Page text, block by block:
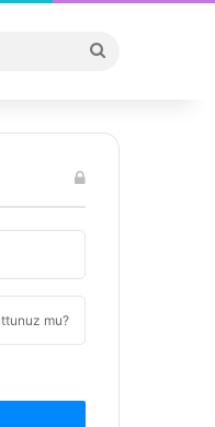
...
mu?